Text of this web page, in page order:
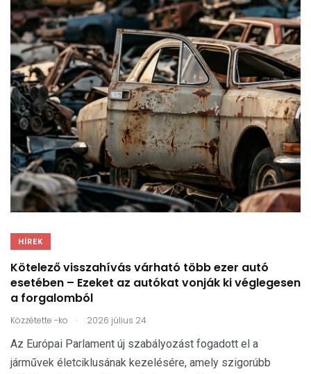
HÍREK
Kötelező visszahívás várható több ezer autó
esetében – Ezeket az autókat vonják ki véglegesen
a forgalomból
Közzétette -ko . 2026 július 24
Az Európai Parlament új szabályozást fogadott el a
járművek életciklusának kezelésére, amely szigorúbb